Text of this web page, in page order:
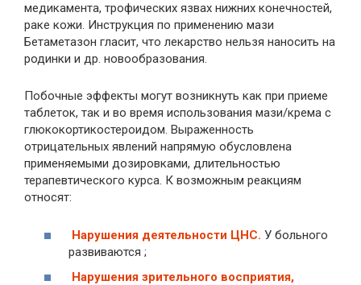
медикамента, трофических язвах нижних конечностей,
раке кожи. Инструкция по применению мази
Бетаметазон гласит, что лекарство нельзя наносить на
родинки и др. новообразования.
Побочные эффекты могут возникнуть как при приеме
таблеток, так и во время использования мази/крема с
глюкокортикостероидом. Выраженность
отрицательных явлений напрямую обусловлена
применяемыми дозировками, длительностью
терапевтического курса. К возможным реакциям
относят:
Нарушения деятельности ЦНС. У больного
развиваются ;
Нарушения зрительного восприятия,